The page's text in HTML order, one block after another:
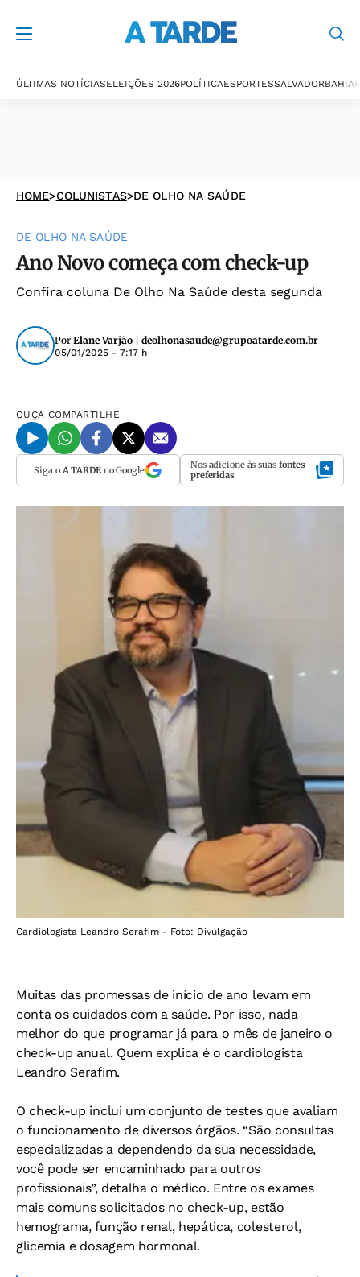
ÚLTIMAS NOTÍCIASELEIÇÕES 2026POLÍTICAESPORTESSALVADORBAHIA
HOME>COLUNISTAS>DE OLHO NA SAÚDE
DE OLHO NA SAÚDE
Ano Novo começa com check-up
Confira coluna De Olho Na Saúde desta segunda
Por Elane Varjão | deolhonasaude@grupoatarde.com.br
05/01/2025 - 7:17 h
OUÇA COMPARTILHE
Siga o A TARDEno Google Nos adicione às suas fontes
preferidas
Cardiologista Leandro Serafim - Foto: Divulgação
Muitas das promessas de início de ano levam em
conta os cuidados com a saúde. Por isso, nada
melhor do que programar já para o mês de janeiro o
check-up anual. Quem explica é o cardiologista
Leandro Serafim.
O check-up inclui um conjunto de testes que avaliam
o funcionamento de diversos órgãos. “São consultas
especializadas a dependendo da sua necessidade,
você pode ser encaminhado para outros
profissionais”, detalha o médico. Entre os exames
mais comuns solicitados no check-up, estão
hemograma, função renal, hepática, colesterol,
glicemia e dosagem hormonal.